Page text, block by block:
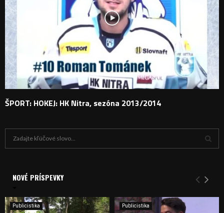
ŠPORT: HOKEJ: HK Nitra, sezóna 2013/2014
i
e
Y
H
NOVÉ PRÍSPEVKY
Publicistika Publicistika